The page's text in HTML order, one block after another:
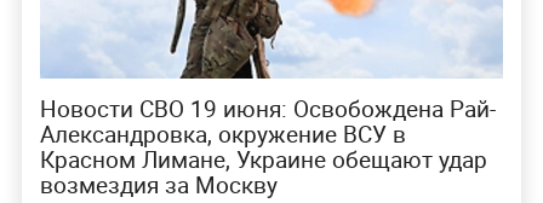
Новости СВО 19 июня: Освобождена Рай-
Александровка, окружение ВСУ в
Красном Лимане, Украине обещают удар
возмездия за Москву